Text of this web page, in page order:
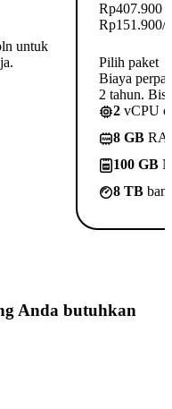
untuk
Rp407.900
Rp151.900/
Pilih paket
Biaya
2 tahun.
2 vCPU
8 GB
100 GB
8 TB
Anda butuhkan